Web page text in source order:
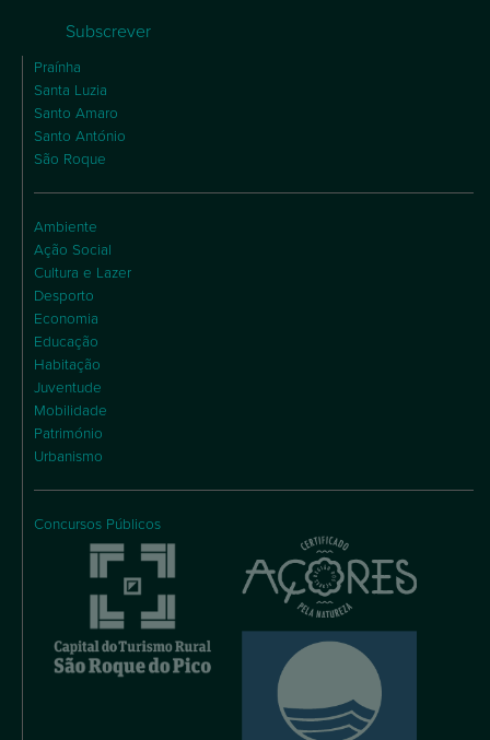
Subscrever
Praínha
Santa Luzia
Santo Amaro
Santo António
São Roque
Ambiente
Ação Social
Cultura e Lazer
Desporto
Economia
Educação
Habitação
Juventude
Mobilidade
Património
Urbanismo
Concursos Públicos